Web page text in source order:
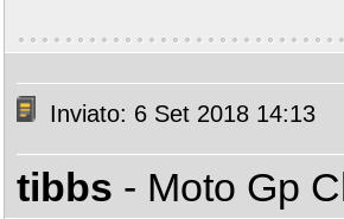
Inviato: 6 Set 2018 14:13
tibbs - Moto Gp